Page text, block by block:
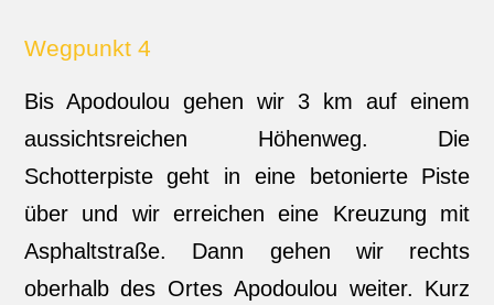
Wegpunkt 4
Bis Apodoulou gehen wir 3 km auf einem
aussichtsreichen Höhenweg. Die
Schotterpiste geht in eine betonierte Piste
über und wir erreichen eine Kreuzung mit
Asphaltstraße. Dann gehen wir rechts
oberhalb des Ortes Apodoulou weiter. Kurz